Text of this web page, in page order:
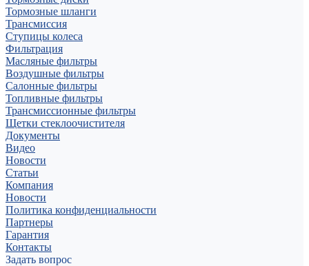
Тормозные шланги
Трансмиссия
Ступицы колеса
Фильтрация
Масляные фильтры
Воздушные фильтры
Салонные фильтры
Топливные фильтры
Трансмиссионные фильтры
Щетки стеклоочистителя
Документы
Видео
Новости
Статьи
Компания
Новости
Политика конфиденциальности
Партнеры
Гарантия
Контакты
Задать вопрос